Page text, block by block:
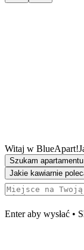
Witaj w BlueApart!
Szukam apartamentu
Jakie kawiarnie
Enter aby wysłać •